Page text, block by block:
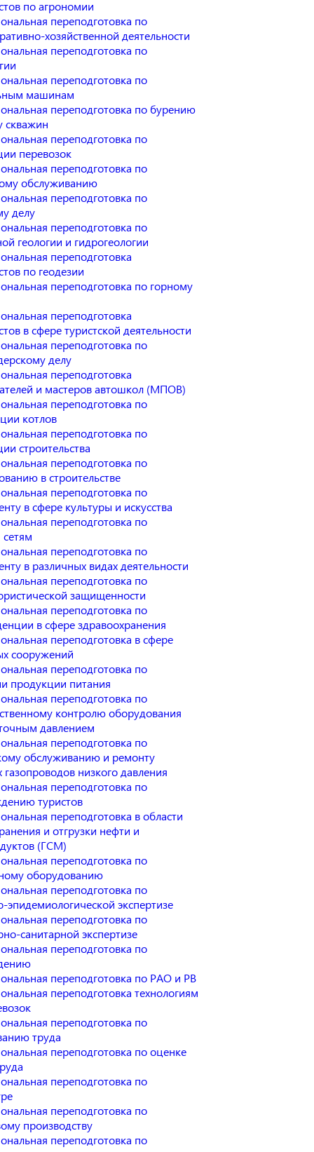
по агрономии
переподготовка по
хозяйственной деятельности
переподготовка по
переподготовка по
машинам
переподготовка по бурению
скважин
переподготовка по
перевозок
переподготовка по
обслуживанию
переподготовка по
делу
переподготовка по
геологии и гидрогеологии
переподготовка
по геодезии
переподготовка по горному
переподготовка
в сфере туристской деятельности
переподготовка по
делу
переподготовка
и мастеров автошкол (МПОВ)
переподготовка по
котлов
переподготовка по
строительства
переподготовка по
в строительстве
переподготовка по
в сфере культуры и искусства
переподготовка по
переподготовка по
в различных видах деятельности
переподготовка по
защищенности
переподготовка по
в сфере здравоохранения
переподготовка в сфере
сооружений
переподготовка по
продукции питания
переподготовка по
контролю оборудования
давлением
переподготовка по
обслуживанию и ремонту
низкого давления
переподготовка по
туристов
переподготовка в области
и отгрузки нефти и
(ГСМ)
переподготовка по
оборудованию
переподготовка по
эпидемиологической экспертизе
переподготовка по
санитарной экспертизе
переподготовка по
переподготовка по РАО и РВ
переподготовка технологиям
переподготовка по
труда
переподготовка по оценке
переподготовка по
переподготовка по
производству
переподготовка по